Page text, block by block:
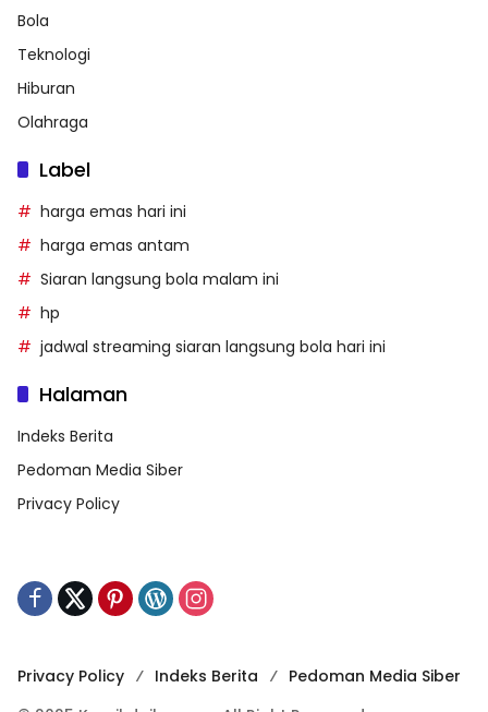
Bola
Teknologi
Hiburan
Olahraga
Label
harga emas hari ini
harga emas antam
Siaran langsung bola malam ini
hp
jadwal streaming siaran langsung bola hari ini
Halaman
Indeks Berita
Pedoman Media Siber
Privacy Policy
Privacy Policy Indeks Berita
Pedoman Media Siber